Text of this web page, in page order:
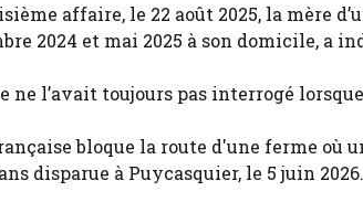
affaire, le 22 août 2025, la mère
2024 et mai 2025 à son domicile, a
ne l’avait toujours pas interrogé